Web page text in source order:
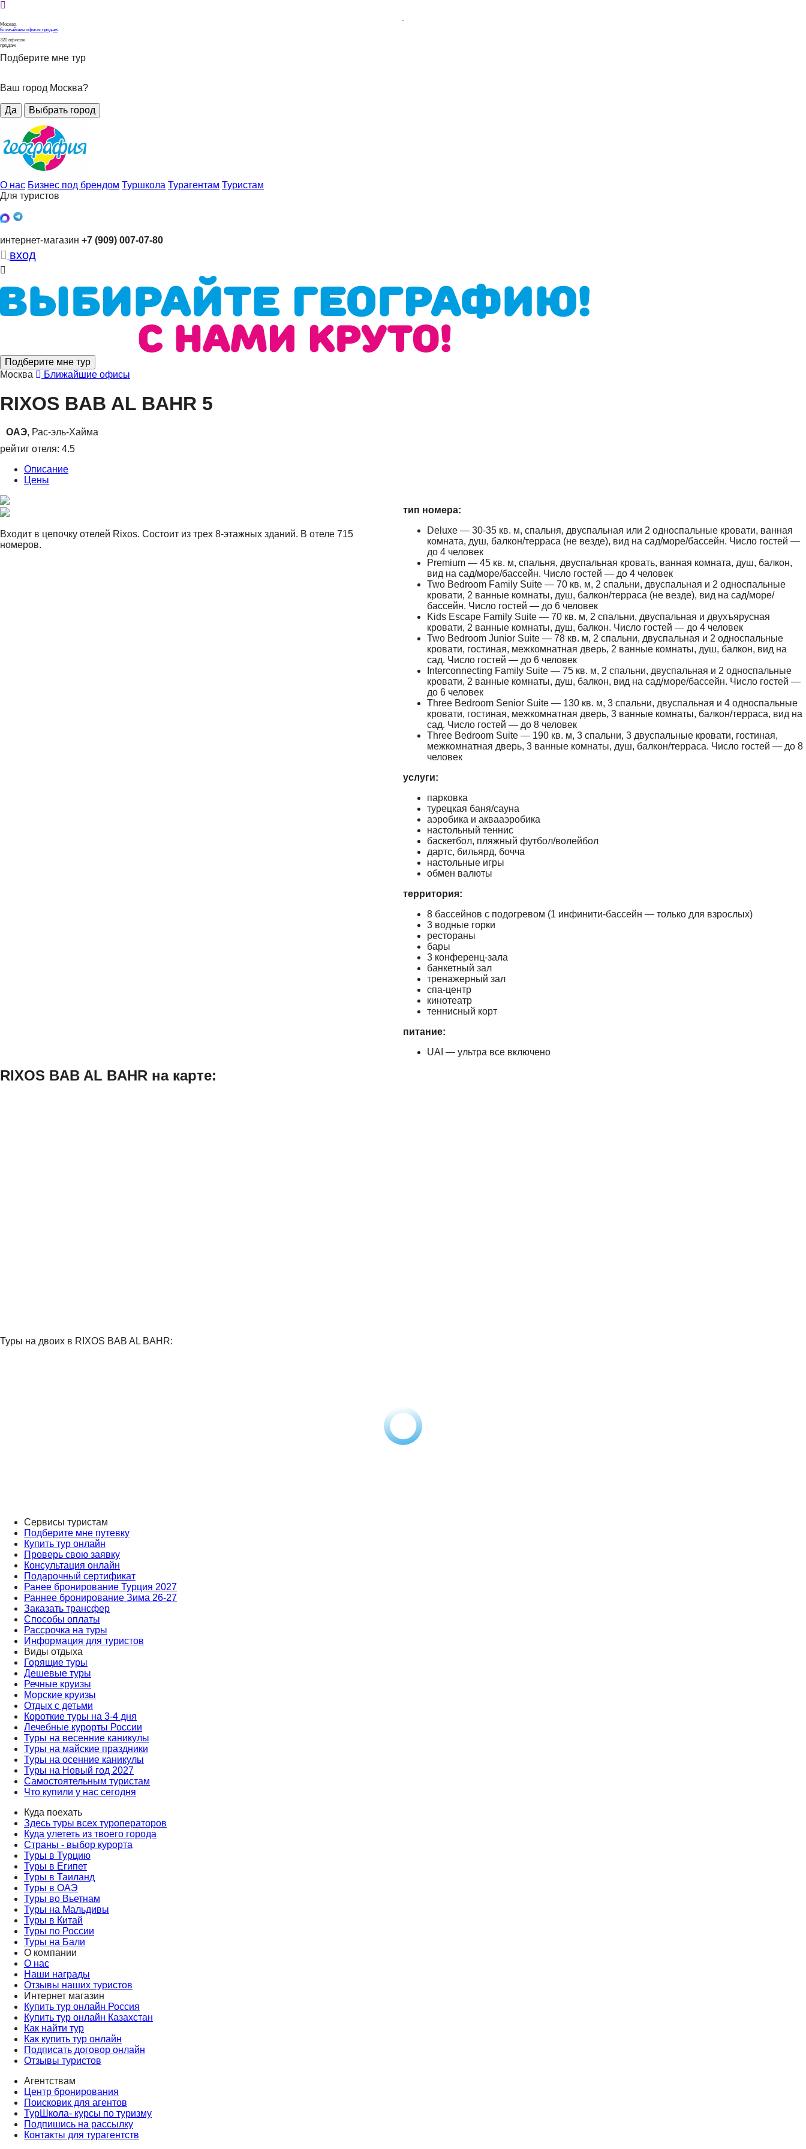
Москва
Ближайшие офисы продаж
320 офисов
продаж
Подберите мне тур
Ваш город Москва?
Да Выбрать город
О нас Бизнес под брендом Туршкола Турагентам Туристам
Для туристов
интернет-магазин +7 (909) 007-07-80
вход
Подберите мне тур
Москва
Ближайшие офисы
RIXOS BAB AL BAHR 5
ОАЭ, Рас-эль-Хайма
рейтиг отеля: 4.5
Описание
Цены
Входит в цепочку отелей Rixos. Состоит из трех 8-этажных зданий. В отеле 715
номеров.
тип номера:
Deluxe — 30-35 кв. м, спальня, двуспальная или 2 односпальные кровати, ванная
комната, душ, балкон/терраса (не везде), вид на сад/море/бассейн. Число гостей —
до 4 человек
Premium — 45 кв. м, спальня, двуспальная кровать, ванная комната, душ, балкон,
вид на сад/море/бассейн. Число гостей — до 4 человек
Two Bedroom Family Suite — 70 кв. м, 2 спальни, двуспальная и 2 односпальные
кровати, 2 ванные комнаты, душ, балкон/терраса (не везде), вид на сад/море/
бассейн. Число гостей — до 6 человек
Kids Escape Family Suite — 70 кв. м, 2 спальни, двуспальная и двухъярусная
кровати, 2 ванные комнаты, душ, балкон. Число гостей — до 4 человек
Two Bedroom Junior Suite — 78 кв. м, 2 спальни, двуспальная и 2 односпальные
кровати, гостиная, межкомнатная дверь, 2 ванные комнаты, душ, балкон, вид на
сад. Число гостей — до 6 человек
Interconnecting Family Suite — 75 кв. м, 2 спальни, двуспальная и 2 односпальные
кровати, 2 ванные комнаты, душ, балкон, вид на сад/море/бассейн. Число гостей —
до 6 человек
Three Bedroom Senior Suite — 130 кв. м, 3 спальни, двуспальная и 4 односпальные
кровати, гостиная, межкомнатная дверь, 3 ванные комнаты, балкон/терраса, вид на
сад. Число гостей — до 8 человек
Three Bedroom Suite — 190 кв. м, 3 спальни, 3 двуспальные кровати, гостиная,
межкомнатная дверь, 3 ванные комнаты, душ, балкон/терраса. Число гостей — до 8
человек
услуги:
парковка
турецкая баня/сауна
аэробика и аквааэробика
настольный теннис
баскетбол, пляжный футбол/волейбол
дартс, бильярд, бочча
настольные игры
обмен валюты
территория:
8 бассейнов с подогревом (1 инфинити-бассейн — только для взрослых)
3 водные горки
рестораны
бары
3 конференц-зала
банкетный зал
тренажерный зал
спа-центр
кинотеатр
теннисный корт
питание:
UAI — ультра все включено
RIXOS BAB AL BAHR на карте:
Туры на двоих в RIXOS BAB AL BAHR:
Сервисы туристам
Подберите мне путевку
Купить тур онлайн
Проверь свою заявку
Консультация онлайн
Подарочный сертификат
Ранее бронирование Турция 2027
Раннее бронирование Зима 26-27
Заказать трансфер
Способы оплаты
Рассрочка на туры
Информация для туристов
Виды отдыха
Горящие туры
Дешевые туры
Речные круизы
Морские круизы
Отдых с детьми
Короткие туры на 3-4 дня
Лечебные курорты России
Туры на весенние каникулы
Туры на майские праздники
Туры на осенние каникулы
Туры на Новый год 2027
Самостоятельным туристам
Что купили у нас сегодня
Куда поехать
Здесь туры всех туроператоров
Куда улететь из твоего города
Страны - выбор курорта
Туры в Турцию
Туры в Египет
Туры в Таиланд
Туры в ОАЭ
Туры во Вьетнам
Туры на Мальдивы
Туры в Китай
Туры по России
Туры на Бали
О компании
О нас
Наши награды
Отзывы наших туристов
Интернет магазин
Купить тур онлайн Россия
Купить тур онлайн Казахстан
Как найти тур
Как купить тур онлайн
Подписать договор онлайн
Отзывы туристов
Агентствам
Центр бронирования
Поисковик для агентов
ТурШкола- курсы по туризму
Подпишись на рассылку
Контакты для турагентств